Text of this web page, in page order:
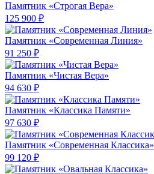
Памятник «Строгая Вера»
125 900 ₽
Памятник «Современная Линия»
91 250 ₽
Памятник «Чистая Вера»
94 630 ₽
Памятник «Классика Памяти»
97 630 ₽
Памятник «Современная Классика»
99 120 ₽